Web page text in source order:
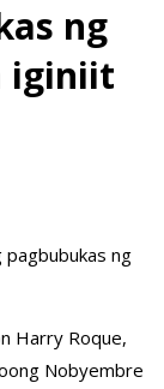
ng
iginiit
pagbubukas ng
Harry Roque,
Nobyembre